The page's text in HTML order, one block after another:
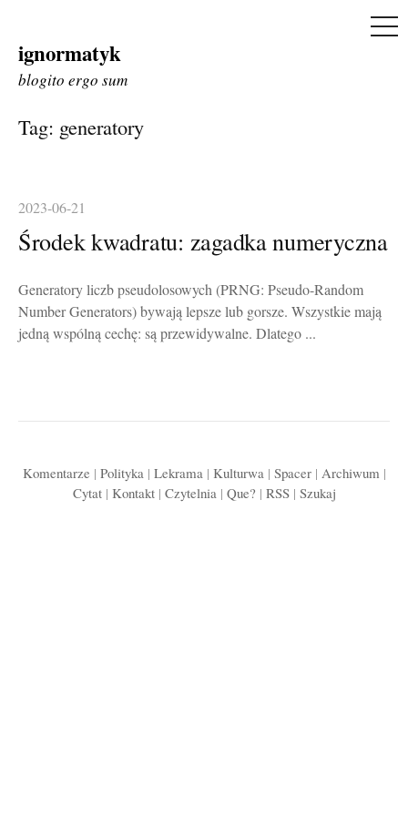
Skip
to
ignormatyk
blogito ergo sum
Tag: generatory
2023-06-21
Środek kwadratu: zagadka numeryczna
Generatory liczb pseudolosowych (PRNG: Pseudo-Random
Number Generators) bywają lepsze lub gorsze. Wszystkie mają
jedną wspólną cechę: są przewidywalne. Dlatego ...
Komentarze | Polityka| Lekrama| Kulturwa| Spacer| Archiwum |
Cytat| Kontakt| Czytelnia| Que? | RSS| Szukaj